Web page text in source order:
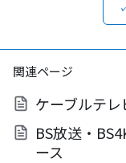
関連ページ
ケーブルテ
BS放送・
ース